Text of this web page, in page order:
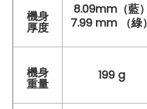
機身
厚度
8.09mm（藍）
7.99 mm （綠）
機身
重量
199 g